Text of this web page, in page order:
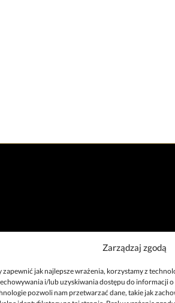
Zarządzaj zgodą
zapewnić jak najlepsze wrażenia, korzystamy z
i/lub uzyskiwania dostępu do informacji o
pozwoli nam przetwarzać dane, takie jak
+48